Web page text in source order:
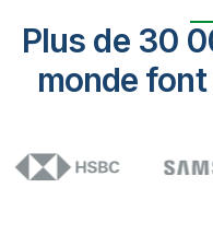
Plus de 30
monde